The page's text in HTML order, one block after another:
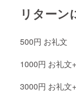
リターン
500円 お礼文
1000円 お礼文
3000円 お礼文